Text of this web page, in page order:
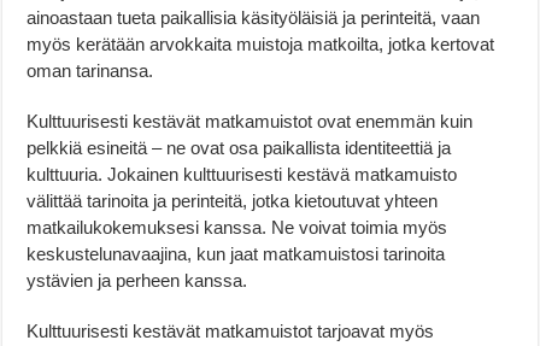
ainoastaan tueta paikallisia käsityöläisiä ja perinteitä, vaan
myös kerätään arvokkaita muistoja matkoilta, jotka kertovat
oman tarinansa.
Kulttuurisesti kestävät matkamuistot ovat enemmän kuin
pelkkiä esineitä – ne ovat osa paikallista identiteettiä ja
kulttuuria. Jokainen kulttuurisesti kestävä matkamuisto
välittää tarinoita ja perinteitä, jotka kietoutuvat yhteen
matkailukokemuksesi kanssa. Ne voivat toimia myös
keskustelunavaajina, kun jaat matkamuistosi tarinoita
ystävien ja perheen kanssa.
Kulttuurisesti kestävät matkamuistot tarjoavat myös